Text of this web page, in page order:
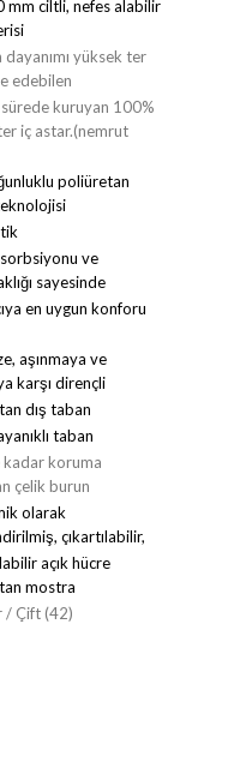
mm ciltli, nefes alabilir
dayanımı yüksek ter
edebilen
sürede kuruyan 100%
iç astar.(nemrut
poliüretan
ve
sayesinde
en uygun konforu
aşınmaya ve
karşı dirençli
dış taban
taban
kadar koruma
çelik burun
olarak
çıkartılabilir,
açık hücre
mostra
/ Çift (42)